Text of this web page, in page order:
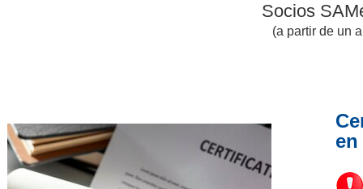
Socios
(a partir de un